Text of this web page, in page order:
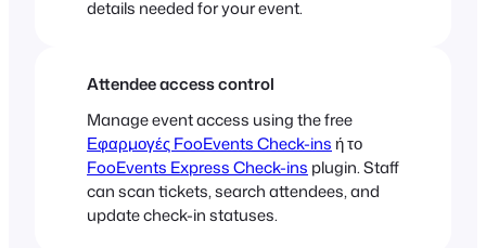
details needed for your event.
Attendee access control
Manage event access using the free
Εφαρμογές FooEvents Check-ins ή το
FooEvents Express Check-ins plugin. Staff
can scan tickets, search attendees, and
update check-in statuses.